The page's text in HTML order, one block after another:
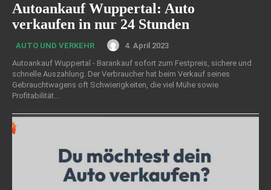
Autoankauf Wuppertal: Auto
verkaufen in nur 24 Stunden
AUTO UND VERKEHR
4. April 2023
Autoankauf Wuppertal - Barankauf sofort zum Festpreis, sichere und
schnelle Auszahlung. Der Verbraucher hat beim Verkauf seines
Gebrauchtwagens oft Schwierigkeiten, die viel Mühe sowie
Profitabilität...